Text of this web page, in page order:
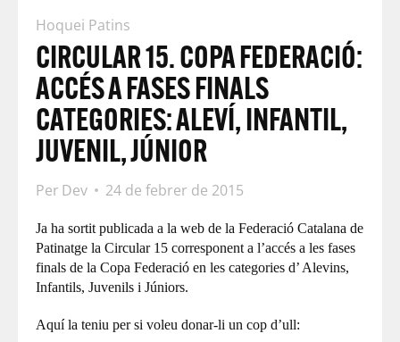
Hoquei Patins
CIRCULAR 15. COPA FEDERACIÓ:
ACCÉS A FASES FINALS
CATEGORIES: ALEVÍ, INFANTIL,
JUVENIL, JÚNIOR
Per Dev 24 de febrer de 2015
Ja ha sortit publicada a la web de la Federació Catalana de
Patinatge la Circular 15 corresponent a l’accés a les fases
finals de la Copa Federació en les categories d’ Alevins,
Infantils, Juvenils i Júniors.
Aquí la teniu per si voleu donar-li un cop d’ull: